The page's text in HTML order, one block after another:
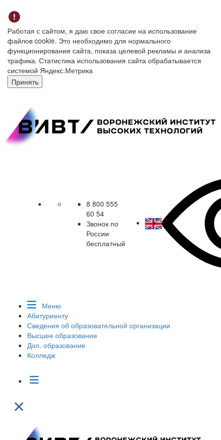
Работая с сайтом, я даю свое согласие на использование
файлов cookie. Это необходимо для нормального
функционирования сайта, показа целевой рекламы и анализа
трафика. Статистика использования сайта обрабатывается
системой Яндекс.Метрика
Принять
8 800 555
60 54
Звонок по
России
бесплатный
Меню
Абитуриенту
Сведения об образовательной организации
Высшее образование
Доп. образование
Колледж